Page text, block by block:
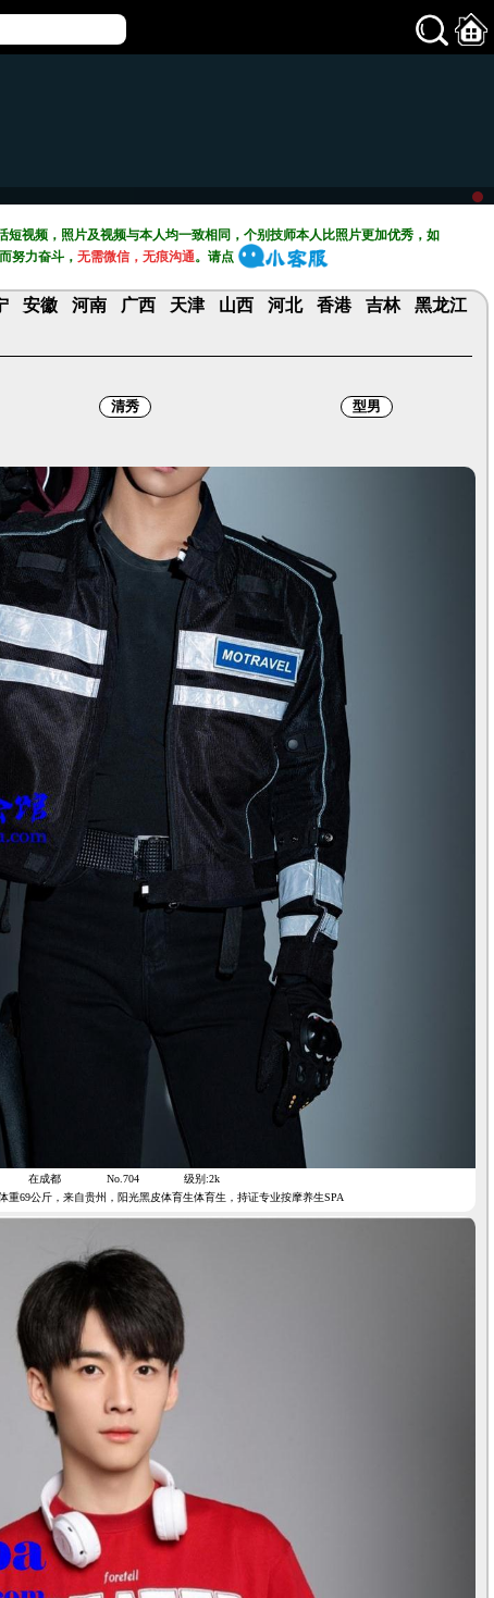
视频，照片及视频与本人均一致相同，个别技师本人比照片更加优秀，如
努力奋斗，无需微信，无痕沟通。请点
安徽 河南 广西 天津 山西 河北 香港 吉林
黑龙江
在成都 No.704
级别:2k
重69公斤，来自贵州，阳光黑皮体育生体育生，持证专业按摩养生SPA